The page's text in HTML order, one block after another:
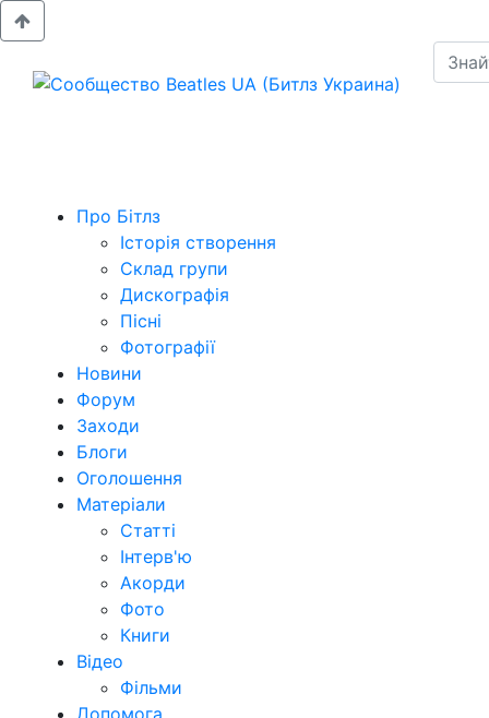
Про Бітлз
Історія створення
Склад групи
Дискографія
Пісні
Фотографії
Новини
Форум
Заходи
Блоги
Оголошення
Матеріали
Статті
Інтерв'ю
Акорди
Фото
Книги
Відео
Фільми
Допомога